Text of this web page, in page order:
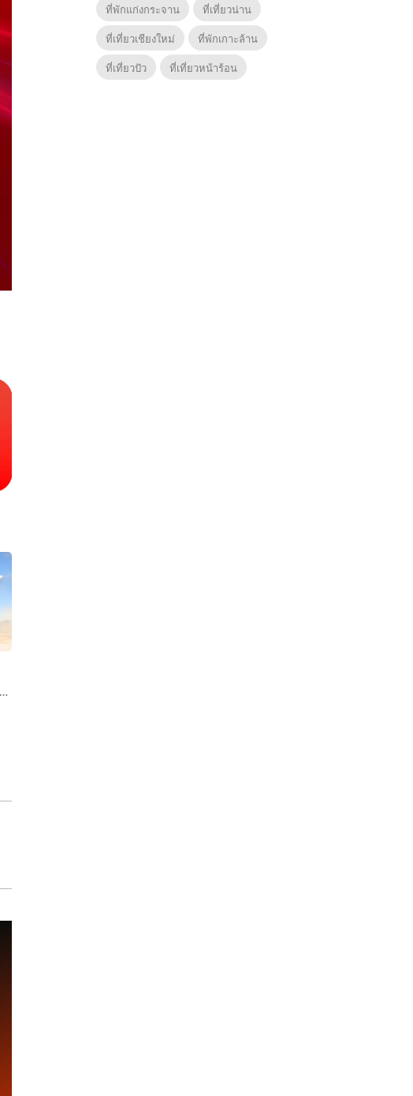
ที่พักแก่งกระจาน
ที่เที่ยวน่าน
ที่เที่ยวเชียงใหม่
ที่พักเกาะล้าน
ที่เที่ยวปัว
ที่เที่ยวหน้าร้อน